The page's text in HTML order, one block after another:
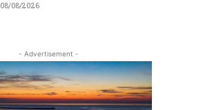
08/08/2026
- Advertisement -